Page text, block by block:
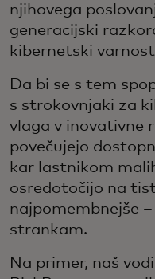
njihovega
generacijski
kibernetski
Da bi se s tem
s strokovnjaki za
vlaga v inovativne
povečujejo
kar lastnikom
osredotočijo na
najpomembnejše
strankam.
Na primer, naš